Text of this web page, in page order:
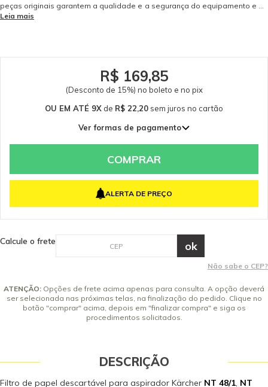
peças originais garantem a qualidade e a segurança do equipamento e do
operador. Caso tenha dúvidas consulte-nos. Itens Inclusos 05 Filtros de
Leia mais
R$ 169,85
(Desconto de 15%) no boleto e no pix
OU EM ATÉ 9X de R$ 22,20 sem juros no cartão
Ver formas de pagamento
2x de R$ 99,91 sem juros
5x de R$ 39,96 sem juros
8x de R$ 24,98 sem juros
9x de R$ 22,20 sem juros
COMPRAR
ALERTA DE PREÇO
Calcule o frete
Não sabe o CEP?
ATENÇÃO: Opções de frete acima apenas para consulta. A opção deverá
ser selecionada nas próximas telas, na finalização do pedido. Clique no
botão "comprar" acima, depois em "finalizar compra" e siga os
procedimentos solicitados.
DESCRIÇÃO
Filtro de papel descartável para aspirador Kärcher NT 48/1, NT